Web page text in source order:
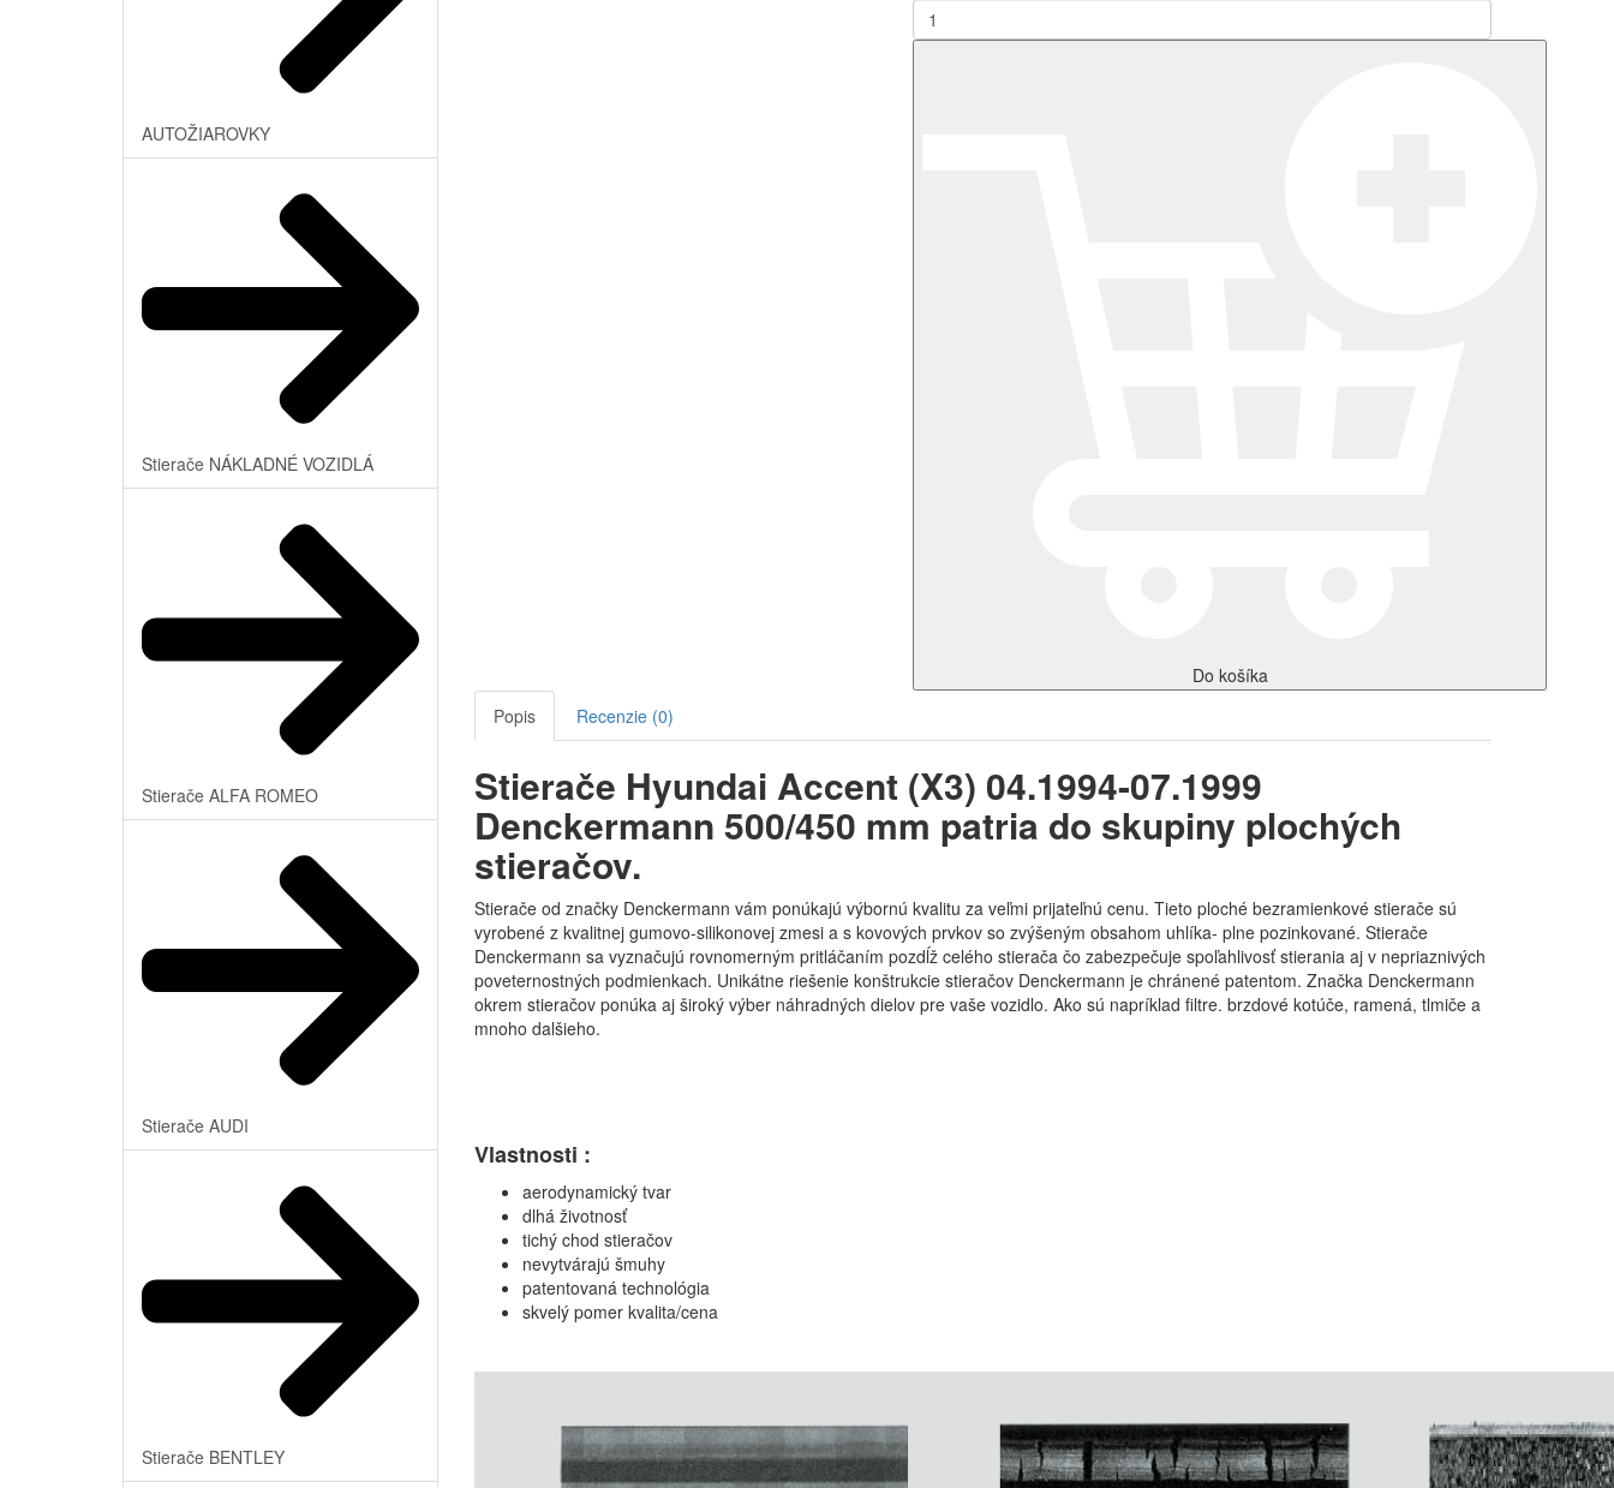
AUTOŽIAROVKY
Stierače NÁKLADNÉ VOZIDLÁ
Stierače ALFA ROMEO
Stierače AUDI
Stierače BENTLEY
Do košíka
Popis
Recenzie (0)
Stierače Hyundai Accent (X3) 04.1994-07.1999
Denckermann 500/450 mm patria do skupiny plochých
stieračov.
Stierače od značky Denckermann vám ponúkajú výbornú kvalitu za veľmi prijateľnú cenu. Tieto ploché bezramienkové stierače sú
vyrobené z kvalitnej gumovo-silikonovej zmesi a s kovových prvkov so zvýšeným obsahom uhlíka- plne pozinkované. Stierače
Denckermann sa vyznačujú rovnomerným pritláčaním pozdĺž celého stierača čo zabezpečuje spoľahlivosť stierania aj v nepriaznivých
poveternostných podmienkach. Unikátne riešenie konštrukcie stieračov Denckermann je chránené patentom. Značka Denckermann
okrem stieračov ponúka aj široký výber náhradných dielov pre vaše vozidlo. Ako sú napríklad filtre. brzdové kotúče, ramená, tlmiče a
mnoho dalšieho.
Vlastnosti :
aerodynamický tvar
dlhá životnosť
tichý chod stieračov
nevytvárajú šmuhy
patentovaná technológia
skvelý pomer kvalita/cena